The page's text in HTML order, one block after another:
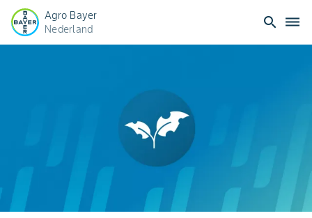
Agro Bayer
Nederland
search dehaze